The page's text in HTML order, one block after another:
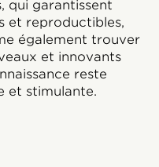
qui garantissent
et reproductibles,
également trouver
et innovants
reste
et stimulante.